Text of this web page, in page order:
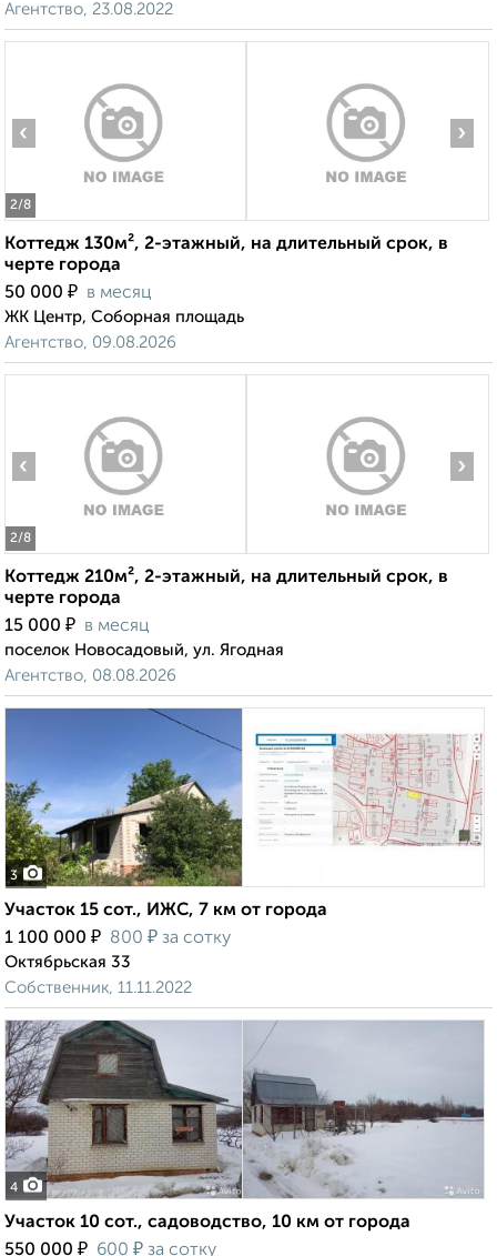
Агентство, 23.08.2022
2/8
‹ ›
Коттедж 130м², 2-этажный, на длительный срок, в
черте города
50 000 ₽ в месяц
ЖК Центр, Соборная площадь
Агентство, 09.08.2026
2/8
‹ ›
Коттедж 210м², 2-этажный, на длительный срок, в
черте города
15 000 ₽ в месяц
поселок Новосадовый, ул. Ягодная
Агентство, 08.08.2026
3
Участок 15 сот., ИЖС, 7 км от города
1 100 000 ₽ 800 ₽ за сотку
Октябрьская 33
Собственник, 11.11.2022
4
Участок 10 сот., садоводство, 10 км от города
550 000 ₽ 600 ₽ за сотку